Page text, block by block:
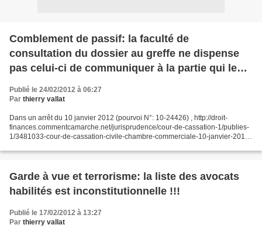
Comblement de passif: la faculté de
consultation du dossier au greffe ne dispense
pas celui-ci de communiquer à la partie qui le
demande le rapport communiqué au ministère
public.
Publié le 24/02/2012 à 06:27
Par thierry vallat
Dans un arrêt du 10 janvier 2012 (pourvoi N°: 10-24426) , http://droit-
finances.commentcamarche.net/jurisprudence/cour-de-cassation-1/publies-
1/3481033-cour-de-cassation-civile-chambre-commerciale-10-janvier-2012-
Garde à vue et terrorisme: la liste des avocats
habilités est inconstitutionnelle !!!
Publié le 17/02/2012 à 13:27
Par thierry vallat